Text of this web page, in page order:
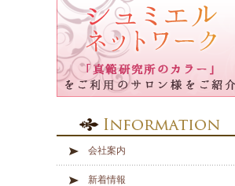
会社案内
新着情報